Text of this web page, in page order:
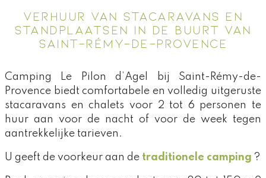
VERHUUR VAN STACARAVANS EN
STANDPLAATSEN IN DE BUURT VAN
SAINT-RÉMY-DE-PROVENCE
Camping Le Pilon d’Agel bij Saint-Rémy-de-
Provence biedt comfortabele en volledig uitgeruste
stacaravans en chalets voor 2 tot 6 personen te
huur aan voor de nacht of voor de week tegen
aantrekkelijke tarieven.
U geeft de voorkeur aan de traditionele camping ?